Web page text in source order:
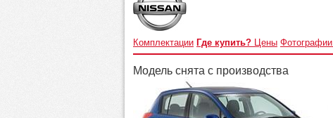
Комплектации Где купить? Цены Фотографии
Модель снята с производства